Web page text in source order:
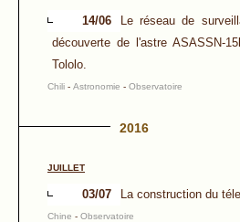
14/06
Le réseau de
découverte de l'astre ASASSN-
Tololo.
Chili - Astronomie - Observatoire
2016
JUILLET
03/07 La construction du
Chine - Observatoire